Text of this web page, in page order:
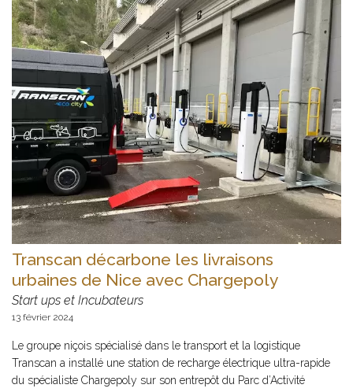
Transcan décarbone les livraisons
urbaines de Nice avec Chargepoly
Start ups et Incubateurs
13 février 2024
Le groupe niçois spécialisé dans le transport et la logistique
Transcan a installé une station de recharge électrique ultra-rapide
du spécialiste Chargepoly sur son entrepôt du Parc d’Activité